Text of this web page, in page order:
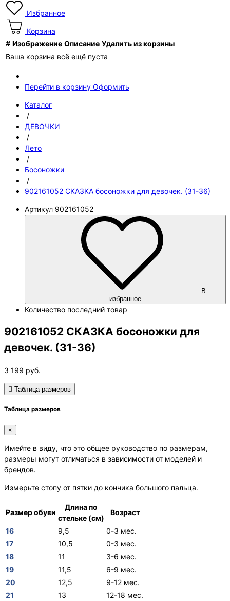
Избранное
Корзина
# Изображение Описание Удалить из корзины
Ваша корзина всё ещё пуста
Перейти в корзину Оформить
Каталог
/
ДЕВОЧКИ
/
Лето
/
Босоножки
/
902161052 СКАЗКА босоножки для девочек. (31-36)
Артикул 902161052
В
избранное
Количество последний товар
902161052 СКАЗКА босоножки для
девочек. (31-36)
3 199 руб.
Таблица размеров
Таблица размеров
×
Имейте в виду, что это общее руководство по размерам,
размеры могут отличаться в зависимости от моделей и
брендов.
Измерьте стопу от пятки до кончика большого пальца.
Размер обуви
Длина по
стельке (см)
Возраст
16 9,5
0-3 мес.
17
10,5
0-3 мес.
18
11
3-6 мес.
19
11,5
6-9 мес.
20
12,5
9-12 мес.
21
13 12-18 мес.